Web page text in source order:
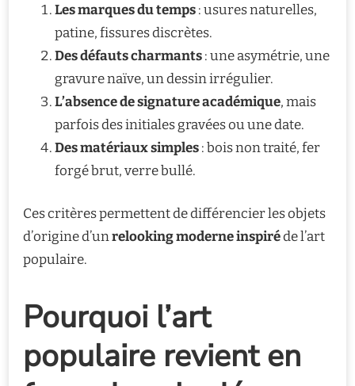
Les marques du temps: usures naturelles,
patine, fissures discrètes.
Des défauts charmants: une asymétrie, une
gravure naïve, un dessin irrégulier.
L’absence de signature académique, mais
parfois des initiales gravées ou une date.
Des matériaux simples: bois non traité, fer
forgé brut, verre bullé.
Ces critères permettent de différencier les objets
d’origine d’unrelooking moderne inspiréde l’art
populaire.
Pourquoi l’art
populaire revient en